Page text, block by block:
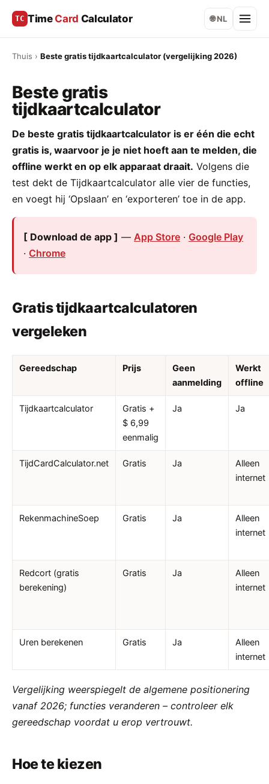
TC Time Card Calculator 🌐 NL
Thuis › Beste gratis tijdkaartcalculator (vergelijking 2026)
Beste gratis
tijdkaartcalculator
De beste gratis tijdkaartcalculator is er één die echt
gratis is, waarvoor je je niet hoeft aan te melden, die
offline werkt en op elk apparaat draait. Volgens die
test dekt de Tijdkaartcalculator alle vier de functies,
en voegt hij ‘Opslaan’ en ‘exporteren’ toe in de app.
[ Download de app ] — App Store · Google Play
· Chrome
Gratis tijdkaartcalculatoren
vergeleken
Gereedschap Prijs
Geen
aanmelding
Werkt
offline
Tijdkaartcalculator
Gratis +
$ 6,99
eenmalig
Ja Ja
TijdCardCalculator.net Gratis Ja
Alleen
internet
RekenmachineSoep Gratis Ja
Alleen
internet
Redcort (gratis
berekening)
Gratis Ja
Alleen
internet
Uren berekenen Gratis Ja
Alleen
internet
Vergelijking weerspiegelt de algemene positionering
vanaf 2026; functies veranderen – controleer elk
gereedschap voordat u erop vertrouwt.
Hoe te kiezen